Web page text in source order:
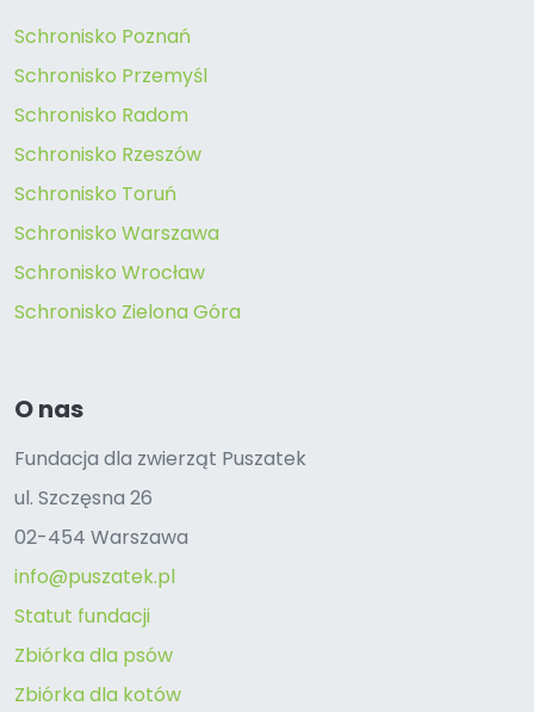
Schronisko Poznań
Schronisko Przemyśl
Schronisko Radom
Schronisko Rzeszów
Schronisko Toruń
Schronisko Warszawa
Schronisko Wrocław
Schronisko Zielona Góra
O nas
Fundacja dla zwierząt Puszatek
ul. Szczęsna 26
02-454 Warszawa
info@puszatek.pl
Statut fundacji
Zbiórka dla psów
Zbiórka dla kotów